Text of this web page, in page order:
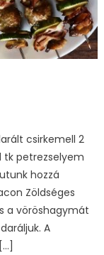
csirkemell 2
tk petrezselyem
hozzá
Zöldséges
a vöröshagymát
A